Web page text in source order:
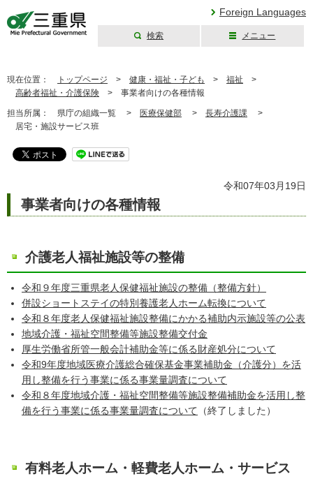
Foreign Languages
検索 メニュー
現在位置： トップページ > 健康・福祉・子ども > 福祉 >
高齢者福祉・介護保険 > 事業者向けの各種情報
担当所属： 県庁の組織一覧 > 医療保健部 > 長寿介護課 >
居宅・施設サービス班
令和07年03月19日
事業者向けの各種情報
介護老人福祉施設等の整備
令和９年度三重県老人保健福祉施設の整備（整備方針）
併設ショートステイの特別養護老人ホーム転換について
令和８年度老人保健福祉施設整備にかかる補助内示施設等の公表
地域介護・福祉空間整備等施設整備交付金
厚生労働省所管一般会計補助金等に係る財産処分について
令和9年度地域医療介護総合確保基金事業補助金（介護分）を活
用し整備を行う事業に係る事業量調査について
令和８年度地域介護・福祉空間整備等施設整備補助金を活用し整
備を行う事業に係る事業量調査について （終了しました）
有料老人ホーム・軽費老人ホーム・サービス